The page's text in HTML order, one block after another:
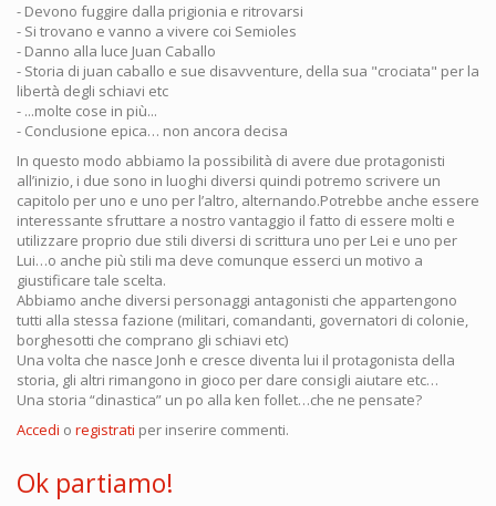
- Devono fuggire dalla prigionia e ritrovarsi
- Si trovano e vanno a vivere coi Semioles
- Danno alla luce Juan Caballo
- Storia di juan caballo e sue disavventure, della sua "crociata" per la
libertà degli schiavi etc
- ...molte cose in più...
- Conclusione epica… non ancora decisa
In questo modo abbiamo la possibilità di avere due protagonisti
all’inizio, i due sono in luoghi diversi quindi potremo scrivere un
capitolo per uno e uno per l’altro, alternando.Potrebbe anche essere
interessante sfruttare a nostro vantaggio il fatto di essere molti e
utilizzare proprio due stili diversi di scrittura uno per Lei e uno per
Lui…o anche più stili ma deve comunque esserci un motivo a
giustificare tale scelta.
Abbiamo anche diversi personaggi antagonisti che appartengono
tutti alla stessa fazione (militari, comandanti, governatori di colonie,
borghesotti che comprano gli schiavi etc)
Una volta che nasce Jonh e cresce diventa lui il protagonista della
storia, gli altri rimangono in gioco per dare consigli aiutare etc…
Una storia “dinastica” un po alla ken follet…che ne pensate?
Accedi o registrati per inserire commenti.
Ok partiamo!